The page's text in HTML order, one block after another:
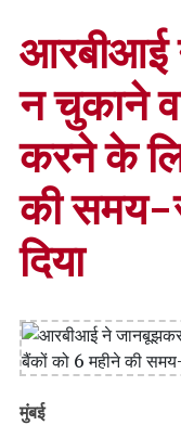
आरबीआई
न चुकाने
करने के
की समय-
दिया
मुंबई